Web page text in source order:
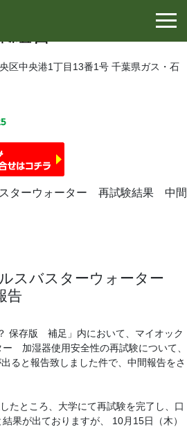
区中央港1丁目13番1号 千葉県ガス・石
スターウォーター 再試験結果 中間
スバスターウォーター
告
保存版 補足」内において、マイオック
加湿器使用安全性の再試験について、
ると報告致しました件で、中間報告をさ
たところ、大学にて再試験を完了し、口
果が出ておりますが、 10月15日（木）